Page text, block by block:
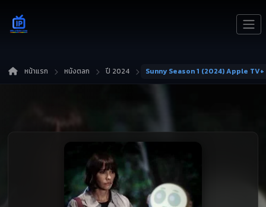
หน้าแรก หนังตลก ปี 2024